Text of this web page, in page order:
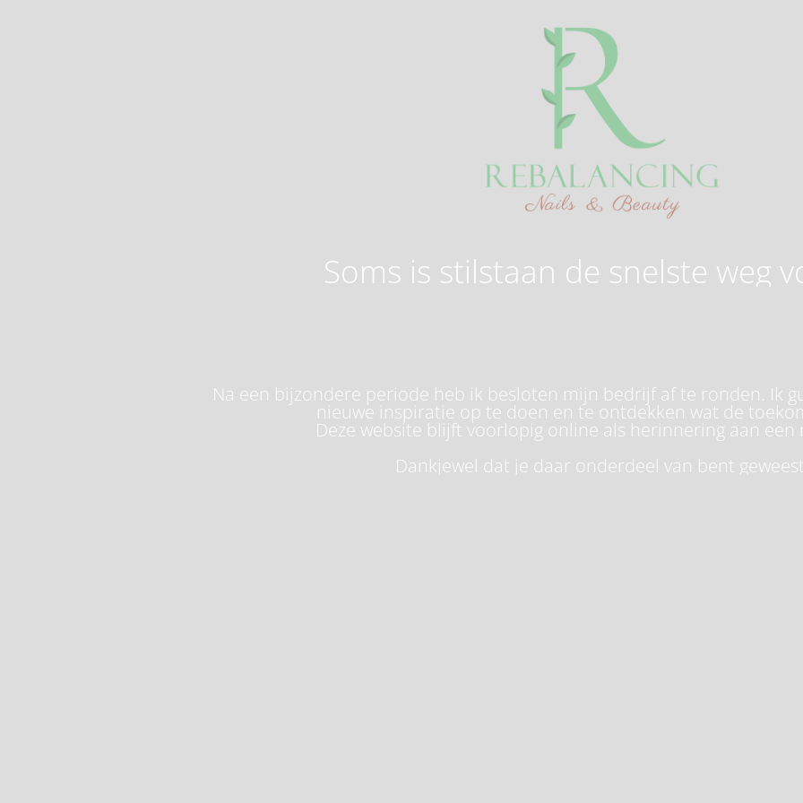
Soms is stilstaan de snelste weg
Na een bijzondere periode heb ik besloten mijn bedrijf af te ronden. Ik
nieuwe inspiratie op te doen en te ontdekken wat de
Deze website blijft voorlopig online als herinnering aan een
Dankjewel dat je daar onderdeel van bent